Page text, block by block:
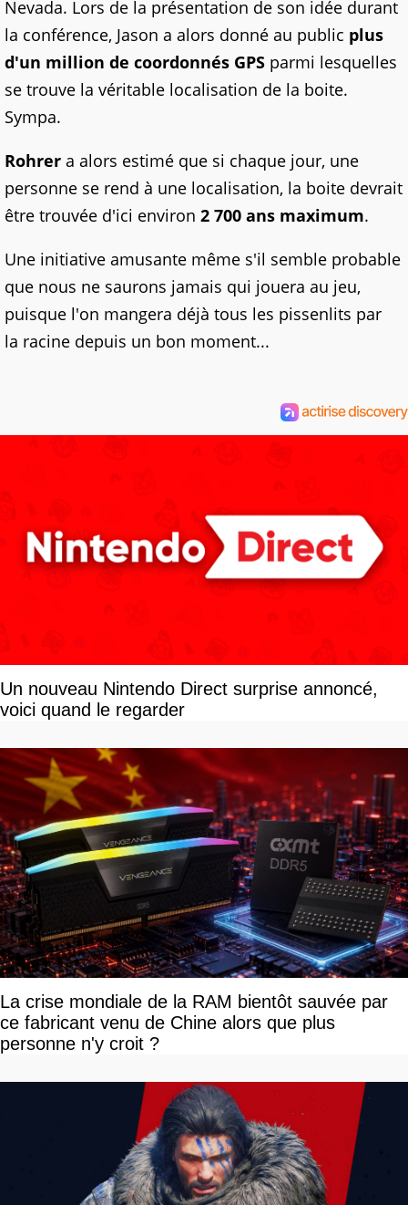
Nevada. Lors de la présentation de son idée durant
la conférence, Jason a alors donné au public plus
d'un million de coordonnés GPS parmi lesquelles
se trouve la véritable localisation de la boite.
Sympa.
Rohrer a alors estimé que si chaque jour, une
personne se rend à une localisation, la boite devrait
être trouvée d'ici environ 2 700 ans maximum.
Une initiative amusante même s'il semble probable
que nous ne saurons jamais qui jouera au jeu,
puisque l'on mangera déjà tous les pissenlits par
la racine depuis un bon moment...
Un nouveau Nintendo Direct surprise annoncé,
voici quand le regarder
La crise mondiale de la RAM bientôt sauvée par
ce fabricant venu de Chine alors que plus
personne n'y croit ?